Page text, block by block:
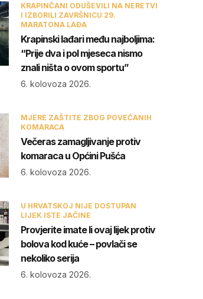
KRAPINČANI ODUŠEVILI NA NERETVI
I IZBORILI ZAVRŠNICU 29.
MARATONA LAĐA
Krapinski lađari među najboljima:
“Prije dva i pol mjeseca nismo
znali ništa o ovom sportu”
6. kolovoza 2026.
MJERE ZAŠTITE ZBOG POVEĆANIH
KOMARACA
Večeras zamagljivanje protiv
komaraca u Općini Pušća
6. kolovoza 2026.
U HRVATSKOJ NIJE DOSTUPAN
LIJEK ISTE JAČINE
Provjerite imate li ovaj lijek protiv
bolova kod kuće – povlači se
nekoliko serija
6. kolovoza 2026.